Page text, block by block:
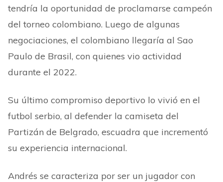
tendría la oportunidad de proclamarse campeón
del torneo colombiano. Luego de algunas
negociaciones, el colombiano llegaría al Sao
Paulo de Brasil, con quienes vio actividad
durante el 2022.
Su último compromiso deportivo lo vivió en el
futbol serbio, al defender la camiseta del
Partizán de Belgrado, escuadra que incrementó
su experiencia internacional.
Andrés se caracteriza por ser un jugador con